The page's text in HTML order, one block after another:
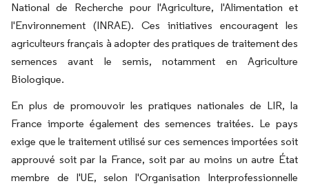
National de Recherche pour l'Agriculture, l'Alimentation et
l'Environnement (INRAE). Ces initiatives encouragent les
agriculteurs français à adopter des pratiques de traitement des
semences avant le semis, notamment en Agriculture
Biologique.
En plus de promouvoir les pratiques nationales de LIR, la
France importe également des semences traitées. Le pays
exige que le traitement utilisé sur ces semences importées soit
approuvé soit par la France, soit par au moins un autre État
membre de l'UE, selon l'Organisation Interprofessionnelle